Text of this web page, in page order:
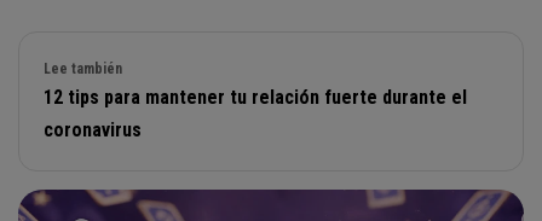
Lee también
12 tips para mantener tu relación fuerte durante el
coronavirus